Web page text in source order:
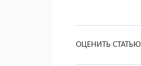
ОЦЕНИТЬ СТАТЬЮ